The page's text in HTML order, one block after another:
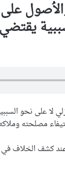
لا على نحو
مصلحته
كشف الخلاف